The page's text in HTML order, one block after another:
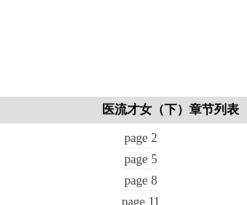
医流才女（下）章节列表
page 2
page 5
page 8
page 11